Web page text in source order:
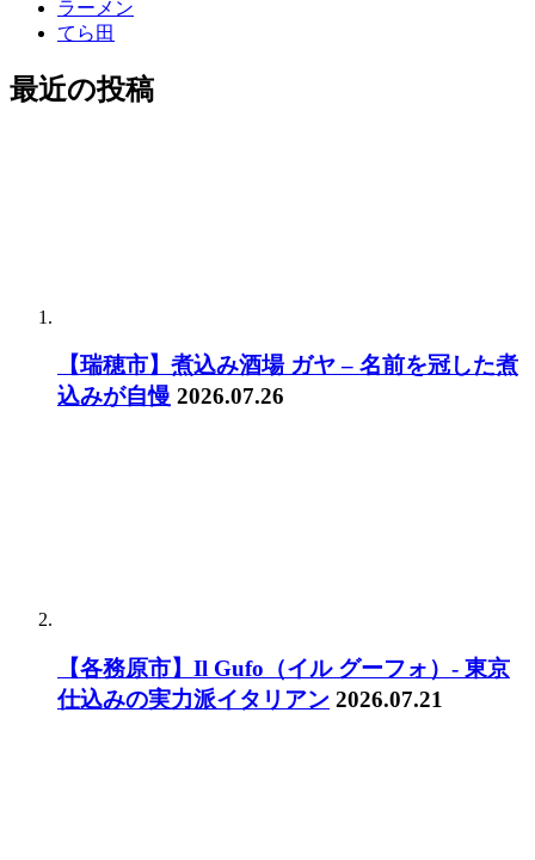
ラーメン
てら田
最近の投稿
【瑞穂市】煮込み酒場 ガヤ – 名前を冠した煮
込みが自慢 2026.07.26
【各務原市】Il Gufo（イル グーフォ）- 東京
仕込みの実力派イタリアン 2026.07.21